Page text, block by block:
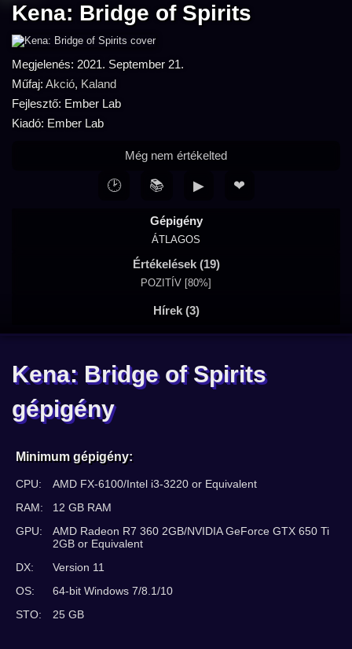
Kena: Bridge of Spirits
Megjelenés: 2021. September 21.
Műfaj: Akció, Kaland
Fejlesztő: Ember Lab
Kiadó: Ember Lab
Gépigény
ÁTLAGOS
Értékelések (19)
POZITÍV [80%]
Hírek (3)
Még nem értékelted
🕑 📚 ▶ ❤
Kena: Bridge of Spirits
gépigény
Minimum gépigény:
CPU:
AMD FX-6100/Intel i3-3220 or Equivalent
RAM:
12 GB RAM
GPU:
AMD Radeon R7 360 2GB/NVIDIA GeForce GTX 650 Ti
2GB or Equivalent
DX:
Version 11
OS:
64-bit Windows 7/8.1/10
STO:
25 GB